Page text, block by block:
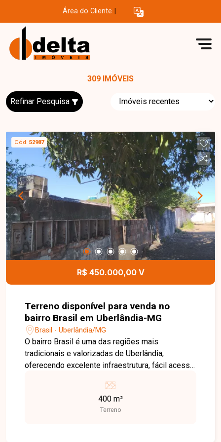
Área do Cliente
309 IMÓVEIS
Refinar Pesquisa
Cód. 52987
R$ 450.000,00 V
Terreno disponível para venda no
bairro Brasil em Uberlândia-MG
Brasil - Uberlândia/MG
O bairro Brasil é uma das regiões mais
tradicionais e valorizadas de Uberlândia,
oferecendo excelente infraestrutura, fácil acesso
com supermercados, escolas, farmácias,
hospitais, restaurantes e diversos serviços. Uma
localização privilegiada, ideal tanto para
400 m²
Terreno